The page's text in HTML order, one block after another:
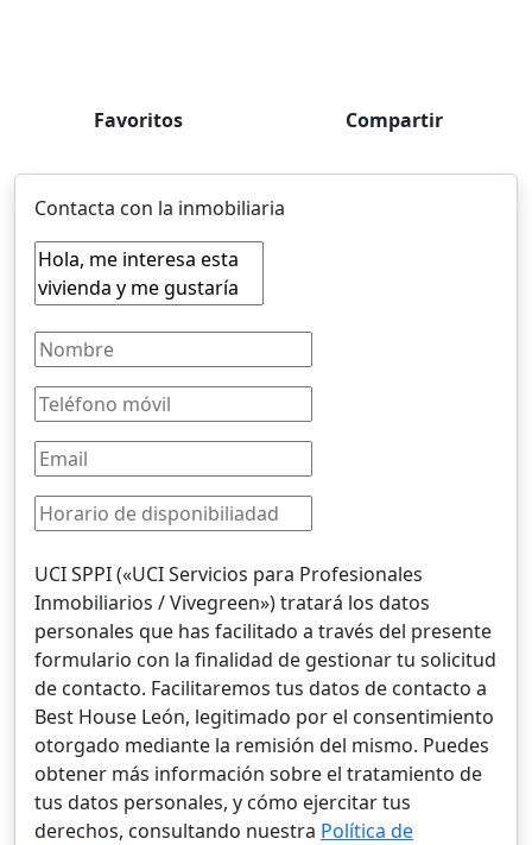
Favoritos Compartir
Contacta con la inmobiliaria
UCI SPPI («UCI Servicios para Profesionales
Inmobiliarios / Vivegreen») tratará los datos
personales que has facilitado a través del presente
formulario con la finalidad de gestionar tu solicitud
de contacto. Facilitaremos tus datos de contacto a
Best House León, legitimado por el consentimiento
otorgado mediante la remisión del mismo. Puedes
obtener más información sobre el tratamiento de
tus datos personales, y cómo ejercitar tus
derechos, consultando nuestra Política de